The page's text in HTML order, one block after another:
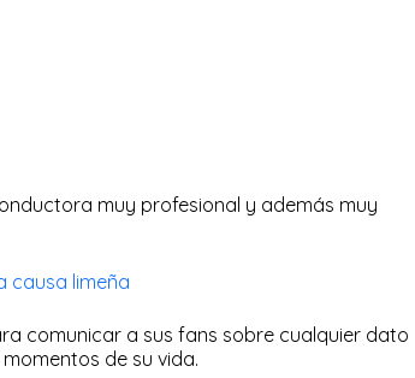
muy profesional y además muy
causa limeña
comunicar a sus fans sobre cualquier dato
de su vida.